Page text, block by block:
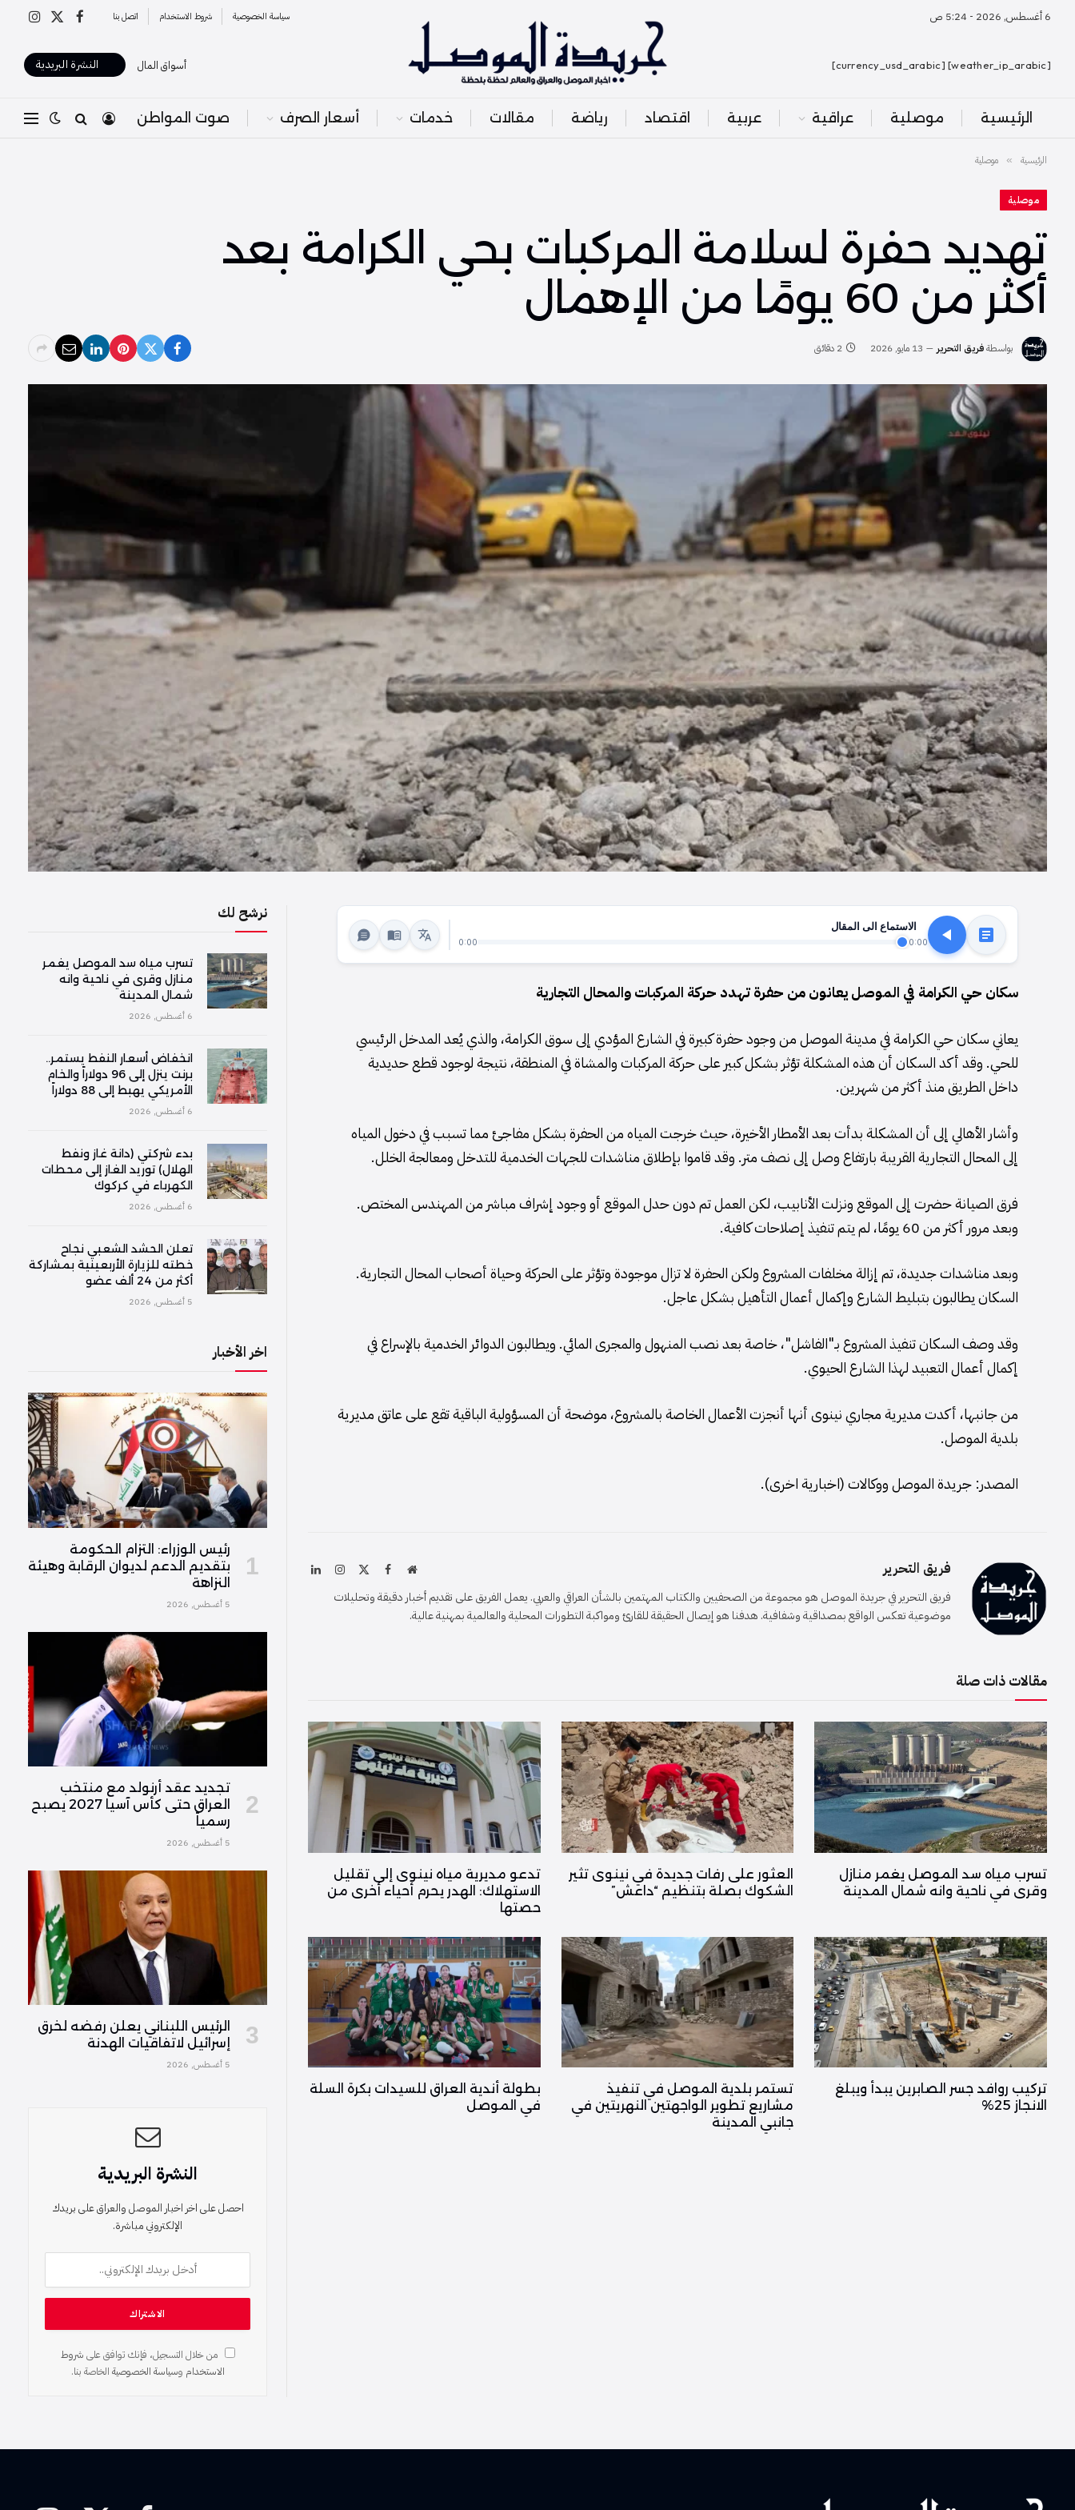
6 أغسطس, 2026 - 5:24 ص سياسة الخصوصية شروط الاستخدام اتصل بنا فيسبوك
X
[weather_ip_arabic] [currency_usd_arabic] أسواق المال النشرة البريدية
الرئيسية موصلية عراقية عربية اقتصاد رياضة مقالات خدمات أسعار الصرف صوت المواطن
الرئيسية » موصلية
موصلية
تهديد حفرة لسلامة المركبات بحي الكرامة بعد
أكثر من 60 يومًا من الإهمال
بواسطةفريق التحرير 13 مايو, 2026 2 دقائق
الاستماع الى المقال
0:00
0:00
سكان حي الكرامة في الموصل يعانون من حفرة تهدد حركة المركبات والمحال التجارية
يعاني سكان حي الكرامة في مدينة الموصل من وجود حفرة كبيرة في الشارع المؤدي إلى سوق الكرامة، والذي يُعد المدخل الرئيسي
للحي. وقد أكد السكان أن هذه المشكلة تؤثر بشكل كبير على حركة المركبات والمشاة في المنطقة، نتيجة لوجود قطع حديدية
داخل الطريق منذ أكثر من شهرين.
وأشار الأهالي إلى أن المشكلة بدأت بعد الأمطار الأخيرة، حيث خرجت المياه من الحفرة بشكل مفاجئ مما تسبب في دخول المياه
إلى المحال التجارية القريبة بارتفاع وصل إلى نصف متر. وقد قاموا بإطلاق مناشدات للجهات الخدمية للتدخل ومعالجة الخلل.
فرق الصيانة حضرت إلى الموقع ونزلت الأنابيب، لكن العمل تم دون حدل الموقع أو وجود إشراف مباشر من المهندس المختص.
وبعد مرور أكثر من 60 يومًا، لم يتم تنفيذ إصلاحات كافية.
وبعد مناشدات جديدة، تم إزالة مخلفات المشروع ولكن الحفرة لا تزال موجودة وتؤثر على الحركة وحياة أصحاب المحال التجارية.
السكان يطالبون بتبليط الشارع وإكمال أعمال التأهيل بشكل عاجل.
وقد وصف السكان تنفيذ المشروع بـ"الفاشل"، خاصة بعد نصب المنهول والمجرى المائي. ويطالبون الدوائر الخدمية بالإسراع في
إكمال أعمال التعبيد لهذا الشارع الحيوي.
من جانبها، أكدت مديرية مجاري نينوى أنها أنجزت الأعمال الخاصة بالمشروع، موضحة أن المسؤولية الباقية تقع على عاتق مديرية
بلدية الموصل.
المصدر: جريدة الموصل ووكالات (اخبارية اخرى).
فريق التحرير
موقعفيسبوك الانستغرام
لينكدإن
فريق التحرير في جريدة الموصل هو مجموعة من الصحفيين والكتاب المهتمين بالشأن العراقي والعربي. يعمل الفريق على تقديم أخبار دقيقة وتحليلات
موضوعية تعكس الواقع بمصداقية وشفافية. هدفنا هو إيصال الحقيقة للقارئ ومواكبة التطورات المحلية والعالمية بمهنية عالية.
مقالات ذات صلة
تسرب مياه سد الموصل يغمر منازل
وقرى في ناحية وانه شمال المدينة
العثور على رفات جديدة في نينوى تثير
الشكوك بصلة بتنظيم “داعش”
تدعو مديرية مياه نينوى إلى تقليل
الاستهلاك: الهدر يحرم أحياء أخرى من
حصتها
تركيب روافد جسر الصابرين يبدأ ويبلغ
الانجاز 25%
تستمر بلدية الموصل في تنفيذ
مشاريع تطوير الواجهتين النهريتين في
جانبي المدينة
بطولة أندية العراق للسيدات بكرة السلة
في الموصل
نرشح لك
تسرب مياه سد الموصل يغمر
منازل وقرى في ناحية وانه
شمال المدينة
6 أغسطس, 2026
انخفاض أسعار النفط يستمر..
برنت ينزل إلى 96 دولاراً والخام
الأمريكي يهبط إلى 88 دولاراً
6 أغسطس, 2026
بدء شركتي (دانة غاز ونفط
الهلال) توريد الغاز إلى محطات
الكهرباء في كركوك
6 أغسطس, 2026
تعلن الحشد الشعبي نجاح
خطته للزيارة الأربعينية بمشاركة
أكثر من 24 ألف عضو
5 أغسطس, 2026
اخر الأخبار
رئيس الوزراء: التزام الحكومة
بتقديم الدعم لديوان الرقابة وهيئة
النزاهة
5 أغسطس, 2026
تجديد عقد أرنولد مع منتخب
العراق حتى كأس آسيا 2027 يصبح
رسمياً
5 أغسطس, 2026
الرئيس اللبناني يعلن رفضه لخرق
إسرائيل لاتفاقيات الهدنة
5 أغسطس, 2026
النشرة البريدية
احصل على اخر اخبار الموصل والعراق على بريدك
الإلكتروني مباشرة.
من خلال التسجيل، فإنك توافق على شروط
الاستخدام وسياسة الخصوصية الخاصة بنا.